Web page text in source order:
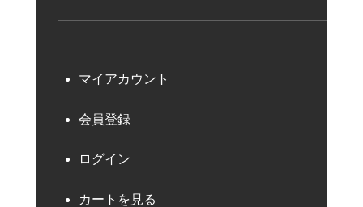
マイアカウント
会員登録
ログイン
カートを見る